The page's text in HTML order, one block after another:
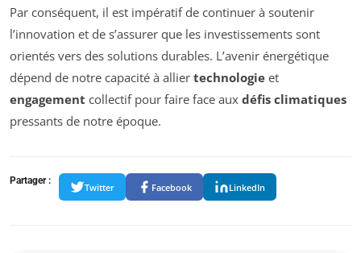
Par conséquent, il est impératif de continuer à soutenir
l’innovation et de s’assurer que les investissements sont
orientés vers des solutions durables. L’avenir énergétique
dépend de notre capacité à allier technologie et
engagement collectif pour faire face aux défis climatiques
pressants de notre époque.
Partager :
Twitter Facebook LinkedIn